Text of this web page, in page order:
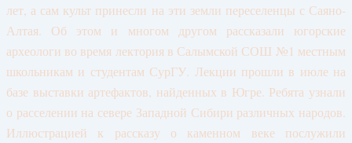
лет, а сам культ принесли на эти земли переселенцы с Саяно-
Алтая. Об этом и многом другом рассказали югорские
археологи во время лектория в Салымской СОШ №1 местным
школьникам и студентам СурГУ. Лекции прошли в июле на
базе выставки артефактов, найденных в Югре. Ребята узнали
о расселении на севере Западной Сибири различных народов.
Иллюстрацией к рассказу о каменном веке послужили